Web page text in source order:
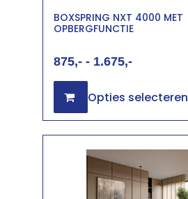
BOXSPRING NXT 4000 MET
OPBERGFUNCTIE
875 - 1.675
Opties selecteren